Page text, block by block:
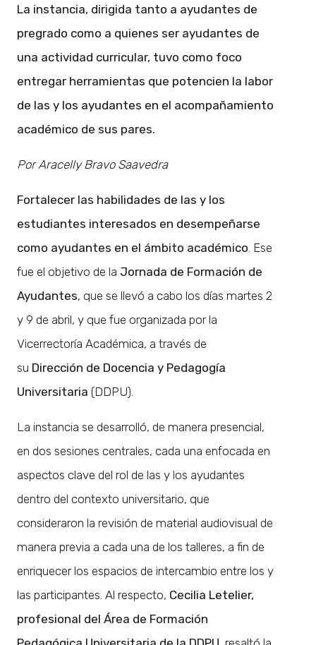
La instancia, dirigida tanto a ayudantes de
pregrado como a quienes ser ayudantes de
una actividad curricular, tuvo como foco
entregar herramientas que potencien la labor
de las y los ayudantes en el acompañamiento
académico de sus pares.
Por Aracelly Bravo Saavedra
Fortalecer las habilidades de las y los
estudiantes interesados en desempeñarse
como ayudantes en el ámbito académico . Ese
fue el objetivo de la Jornada de Formación de
Ayudantes, que se llevó a cabo los días martes 2
y 9 de abril, y que fue organizada por la
Vicerrectoría Académica, a través de
su Dirección de Docencia y Pedagogía
Universitaria (DDPU).
La instancia se desarrolló, de manera presencial,
en dos sesiones centrales, cada una enfocada en
aspectos clave del rol de las y los ayudantes
dentro del contexto universitario, que
consideraron la revisión de material audiovisual de
manera previa a cada una de los talleres, a fin de
enriquecer los espacios de intercambio entre los y
las participantes. Al respecto, Cecilia Letelier,
profesional del Área de Formación